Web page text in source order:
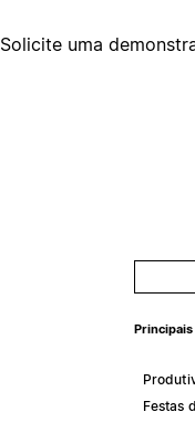
Solicite uma
Festas